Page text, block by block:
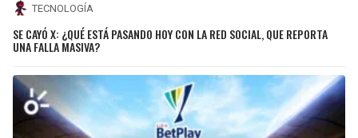
TECNOLOGÍA
SE CAYÓ X: ¿QUÉ ESTÁ PASANDO HOY CON LA RED SOCIAL, QUE REPORTA
UNA FALLA MASIVA?